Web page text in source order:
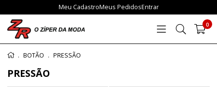
Meu CadastroMeus PedidosEntrar
0
BOTÃO PRESSÃO
PRESSÃO